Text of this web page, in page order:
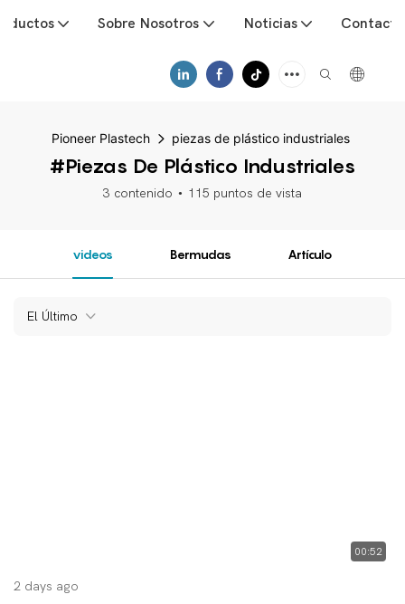
Sobre Nosotros Noticias
Pioneer Plastech piezas de plástico industriales
#piezas De Plástico Industriales
3 contenido 115 puntos de vista
videos Bermudas Artículo
El Último
00:52
2 days ago